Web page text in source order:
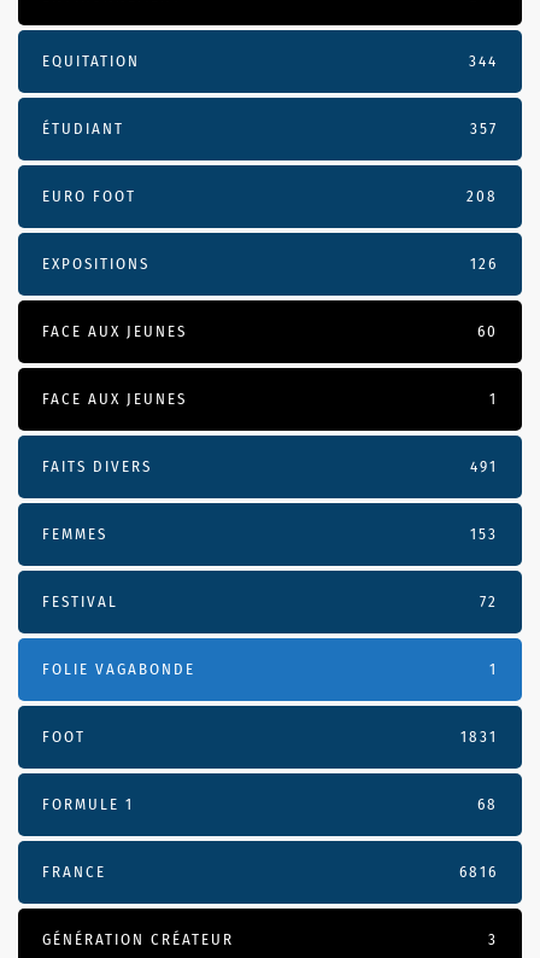
EQUITATION 344
ÉTUDIANT 357
EURO FOOT 208
EXPOSITIONS 126
FACE AUX JEUNES 60
FACE AUX JEUNES 1
FAITS DIVERS 491
FEMMES 153
FESTIVAL 72
FOLIE VAGABONDE 1
FOOT 1831
FORMULE 1 68
FRANCE 6816
GÉNÉRATION CRÉATEUR 3